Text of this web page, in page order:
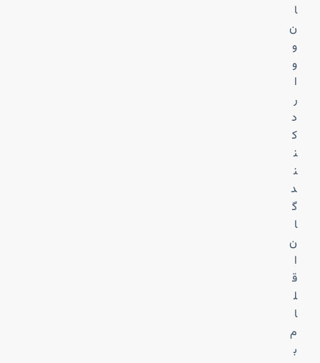
ا
ن
و
و
ا
ر
د
ک
ن
ن
د
گ
ا
ن
ا
ق
ل
ا
م
ب